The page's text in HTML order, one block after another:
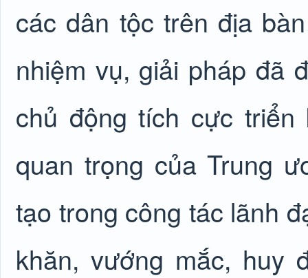
các dân tộc trên địa
nhiệm vụ, giải pháp đã
chủ động tích cực
quan trọng của Trung
tạo trong công tác lãnh
khăn, vướng mắc, huy